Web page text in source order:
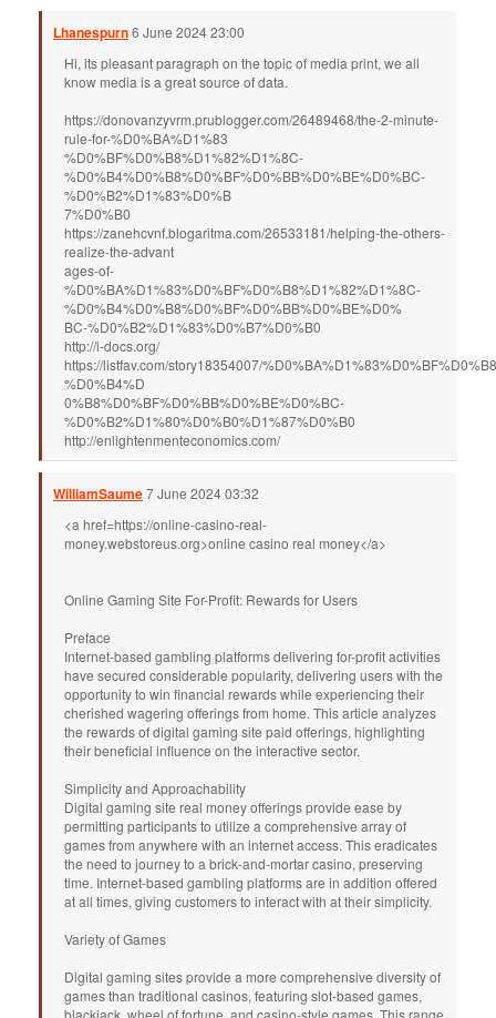
Lhanespurn6 June 2024 23:00
Hi, its pleasant paragraph on the topic of media print, we all
know media is a great source of data.
https://donovanzyvrm.prublogger.com/26489468/the-2-minute-
rule-for-%D0%BA%D1%83
%D0%BF%D0%B8%D1%82%D1%8C-
%D0%B4%D0%B8%D0%BF%D0%BB%D0%BE%D0%BC-
%D0%B2%D1%83%D0%B
7%D0%B0
https://zanehcvnf.blogaritma.com/26533181/helping-the-others-
realize-the-advant
ages-of-
%D0%BA%D1%83%D0%BF%D0%B8%D1%82%D1%8C-
%D0%B4%D0%B8%D0%BF%D0%BB%D0%BE%D0%
BC-%D0%B2%D1%83%D0%B7%D0%B0
http://i-docs.org/
https://listfav.com/story18354007/
%D0%B4%D
0%B8%D0%BF%D0%BB%D0%BE%D0%BC-
%D0%B2%D1%80%D0%B0%D1%87%D0%B0
http://enlightenmenteconomics.com/
WilliamSaume7 June 2024 03:32
<a href=https://online-casino-real-
money.webstoreus.org>online casino real money</a>
Online Gaming Site For-Profit: Rewards for Users
Preface
Internet-based gambling platforms delivering for-profit activities
have secured considerable popularity, delivering users with the
opportunity to win financial rewards while experiencing their
cherished wagering offerings from home. This article analyzes
the rewards of digital gaming site paid offerings, highlighting
their beneficial influence on the interactive sector.
Simplicity and Approachability
Digital gaming site real money offerings provide ease by
permitting participants to utilize a comprehensive array of
games from anywhere with an internet access. This eradicates
the need to journey to a brick-and-mortar casino, preserving
time. Internet-based gambling platforms are in addition offered
at all times, giving customers to interact with at their simplicity.
Variety of Games
Digital gaming sites provide a more comprehensive diversity of
games than traditional casinos, featuring slot-based games,
blackjack, wheel of fortune, and casino-style games. This range